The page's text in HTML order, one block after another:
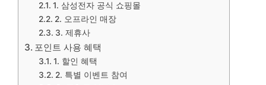
1. 삼성전자 공식 쇼핑몰
2. 오프라인 매장
3. 제휴사
포인트 사용 혜택
1. 할인 혜택
2. 특별 이벤트 참여